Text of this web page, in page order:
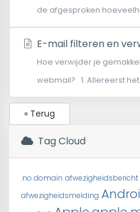
de afgesproken
E-mail filteren en
Hoe verwijder je
webmail? 1. Allereerst
« Terug
Tag Cloud
.no domain afwezigheidsbericht
afwezigheidsmelding